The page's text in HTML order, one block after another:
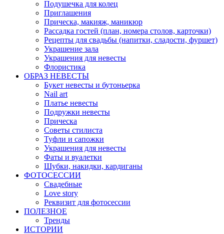
Подушечка для колец
Приглашения
Прическа, макияж, маникюр
Рассадка гостей (план, номера столов, карточки)
Рецепты для свадьбы (напитки, сладости, фуршет)
Украшение зала
Украшения для невесты
Флористика
ОБРАЗ НЕВЕСТЫ
Букет невесты и бутоньерка
Nail art
Платье невесты
Подружки невесты
Прическа
Советы стилиста
Туфли и сапожки
Украшения для невесты
Фаты и вуалетки
Шубки, накидки, кардиганы
ФОТОСЕССИИ
Свадебные
Love story
Реквизит для фотосессии
ПОЛЕЗНОЕ
Тренды
ИСТОРИИ